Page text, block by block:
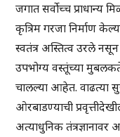
जगात सर्वोच्च
कृत्रिम गरजा निर्माण
स्वतंत्र अस्तित्व उरले
उपभोग्य वस्तूंच्या
चालल्या आहेत. वाढत्या
ओरबाडण्याची
अत्याधुनिक तंत्रज्ञानावर